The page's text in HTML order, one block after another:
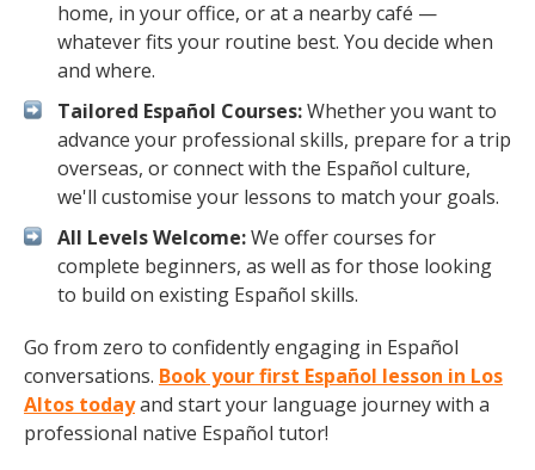
home, in your office, or at a nearby café —
whatever fits your routine best. You decide when
and where.
Tailored Español Courses:Whether you want to
advance your professional skills, prepare for a trip
overseas, or connect with the Español culture,
we'll customise your lessons to match your goals.
All Levels Welcome:We offer courses for
complete beginners, as well as for those looking
to build on existing Español skills.
Go from zero to confidently engaging in Español
conversations. Book your first Español lesson in Los
Altos todayand start your language journey with a
professional native Español tutor!